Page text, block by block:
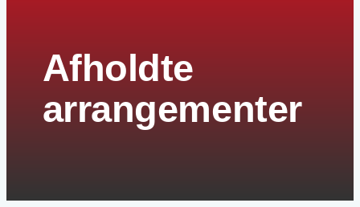
Afholdte
arrangementer